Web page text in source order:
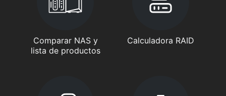
Comparar NAS y
lista de productos
Calculadora RAID